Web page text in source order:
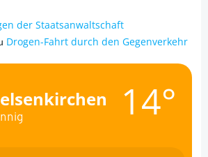
der Staatsanwaltschaft
Drogen-Fahrt durch den Gegenverkehr
14°